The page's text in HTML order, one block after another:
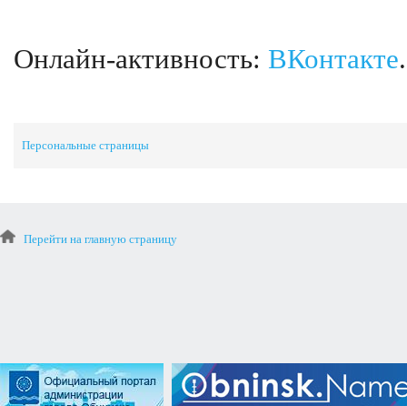
Онлайн-активность: ВКонтакте.
Персональные страницы
Перейти на главную страницу